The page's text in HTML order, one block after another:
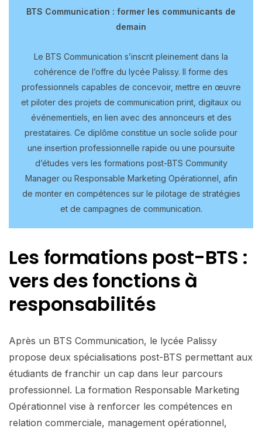
BTS Communication : former les communicants de
demain
Le BTS Communication s’inscrit pleinement dans la
cohérence de l’offre du lycée Palissy. Il forme des
professionnels capables de concevoir, mettre en œuvre
et piloter des projets de communication print, digitaux ou
événementiels, en lien avec des annonceurs et des
prestataires. Ce diplôme constitue un socle solide pour
une insertion professionnelle rapide ou une poursuite
d’études vers les formations post-BTS Community
Manager ou Responsable Marketing Opérationnel, afin
de monter en compétences sur le pilotage de stratégies
et de campagnes de communication.
Les formations post-BTS :
vers des fonctions à
responsabilités
Après un BTS Communication, le lycée Palissy
propose deux spécialisations post-BTS permettant aux
étudiants de franchir un cap dans leur parcours
professionnel. La formation Responsable Marketing
Opérationnel vise à renforcer les compétences en
relation commerciale, management opérationnel,